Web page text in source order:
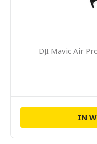
DJI Mavic Air
IN